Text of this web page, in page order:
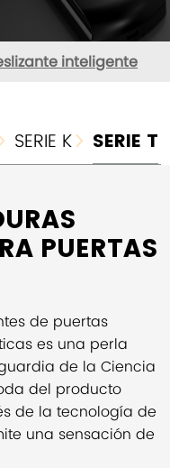
inteligente
SERIE K  SERIE T
PUERTAS
de puertas
es una perla
de la Ciencia
del producto
de la tecnología de
una sensación de